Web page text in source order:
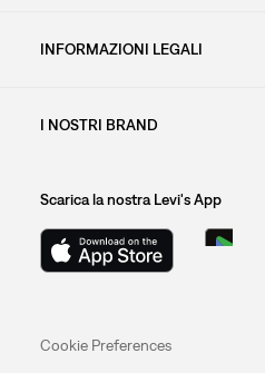
INFORMAZIONI LEGALI
I NOSTRI BRAND
Scarica la nostra Levi's App
Cookie Preferences